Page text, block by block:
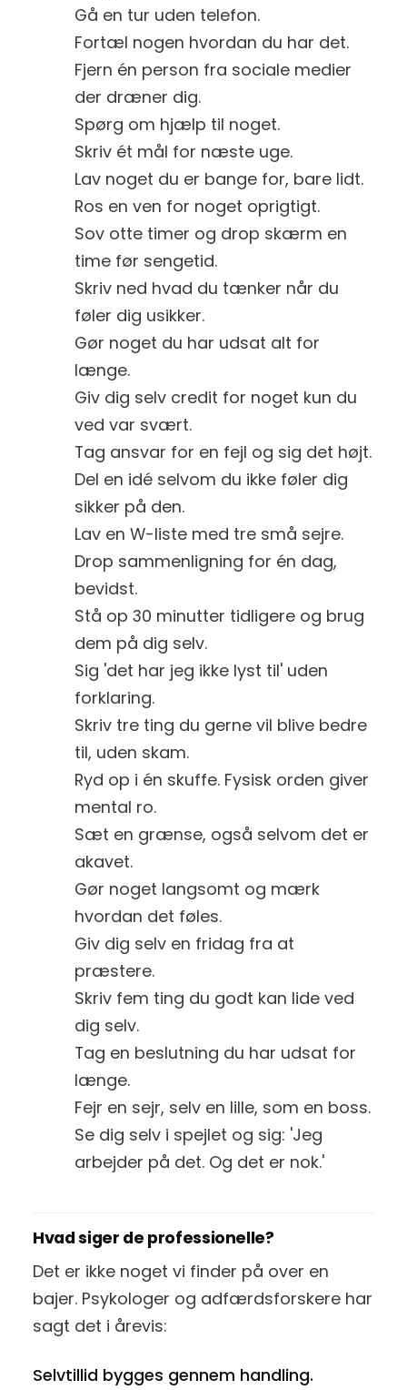
Gå en tur uden telefon.
Fortæl nogen hvordan du har det.
Fjern én person fra sociale medier
der dræner dig.
Spørg om hjælp til noget.
Skriv ét mål for næste uge.
Lav noget du er bange for, bare lidt.
Ros en ven for noget oprigtigt.
Sov otte timer og drop skærm en
time før sengetid.
Skriv ned hvad du tænker når du
føler dig usikker.
Gør noget du har udsat alt for
længe.
Giv dig selv credit for noget kun du
ved var svært.
Tag ansvar for en fejl og sig det højt.
Del en idé selvom du ikke føler dig
sikker på den.
Lav en W-liste med tre små sejre.
Drop sammenligning for én dag,
bevidst.
Stå op 30 minutter tidligere og brug
dem på dig selv.
Sig 'det har jeg ikke lyst til' uden
forklaring.
Skriv tre ting du gerne vil blive bedre
til, uden skam.
Ryd op i én skuffe. Fysisk orden giver
mental ro.
Sæt en grænse, også selvom det er
akavet.
Gør noget langsomt og mærk
hvordan det føles.
Giv dig selv en fridag fra at
præstere.
Skriv fem ting du godt kan lide ved
dig selv.
Tag en beslutning du har udsat for
længe.
Fejr en sejr, selv en lille, som en boss.
Se dig selv i spejlet og sig: 'Jeg
arbejder på det. Og det er nok.'
Hvad siger de professionelle?
Det er ikke noget vi finder på over en
bajer. Psykologer og adfærdsforskere har
sagt det i årevis:
Selvtillid bygges gennem handling.